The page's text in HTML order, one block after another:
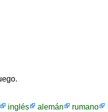
inglés alemán
rumano